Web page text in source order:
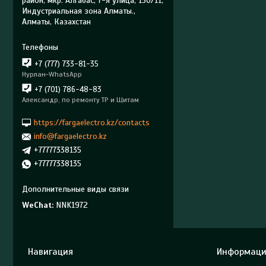
Индустриальная зона Алматы.,
Алматы, Казахстан
+7 (777) 733-81-35
Нурлан-WhatsApp
+7 (701) 786-48-83
Александр, по ремонту ТР и Щитам
https://fargaelectro.kz/contacts
info@fargaelectro.kz
+77777338135
+77777338135
WeChat NNK1972
Навигация